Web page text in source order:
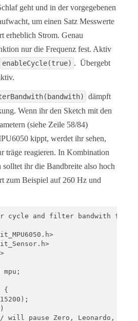
geht und in der vorgegebenen
um einen Satz Messwerte
erheblich Strom. Genau
nur die Frequenz fest. Aktiv
enableCycle(true) . Übergebt
dämpft
Wenn ihr den Sketch mit den
(siehe Zeile 58/84)
kippt, werdet ihr sehen,
träge reagieren. In Kombination
ihr die Bandbreite also hoch
zum Beispiel auf 260 Hz und
cycle and filter bandwith from
mpu;
{
will pause Zero, Leonardo, etc